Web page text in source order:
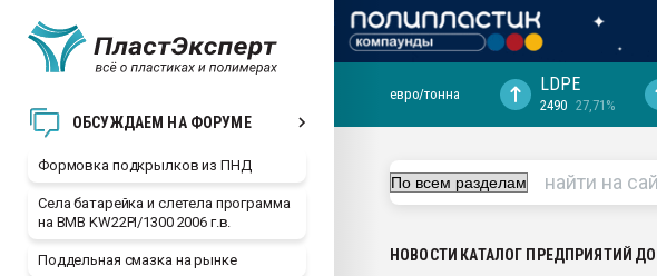
ОБСУЖДАЕМ НА ФОРУМЕ
Формовка подкрылков из ПНД
Села батарейка и слетела программа
на BMB KW22PI/1300 2006 г.в.
Поддельная смазка на рынке
29.07.2026 ФРП помог "Ижевскому
евро/тонна LDPE
2490 27,71%
НОВОСТИ КАТАЛОГ ПРЕДПРИЯТИЙ